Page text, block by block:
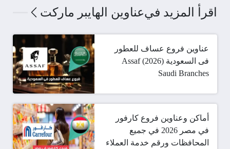
اقرأ المزيد فيعناوين الهايبر ماركت
عناوين فروع عساف للعطور
فى السعودية (2026) Assaf
Saudi Branches
أماكن وعناوين فروع كارفور
في مصر 2026 في جميع
المحافظات ورقم خدمة العملاء